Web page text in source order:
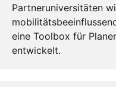
Partneruniversitäten
eine Toolbox für
entwickelt.